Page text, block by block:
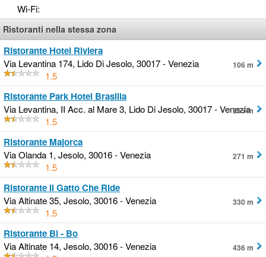
Wi-Fi:
Ristoranti nella stessa zona
Ristorante Hotel Riviera
Via Levantina 174, Lido Di Jesolo, 30017 - Venezia
1.5
106 m
Ristorante Park Hotel Brasilia
Via Levantina, II Acc. al Mare 3, Lido Di Jesolo, 30017 - Venezia
1.5
255 m
Ristorante Majorca
Via Olanda 1, Jesolo, 30016 - Venezia
1.5
271 m
Ristorante Il Gatto Che Ride
Via Altinate 35, Jesolo, 30016 - Venezia
1.5
330 m
Ristorante Bi - Bo
Via Altinate 14, Jesolo, 30016 - Venezia
436 m